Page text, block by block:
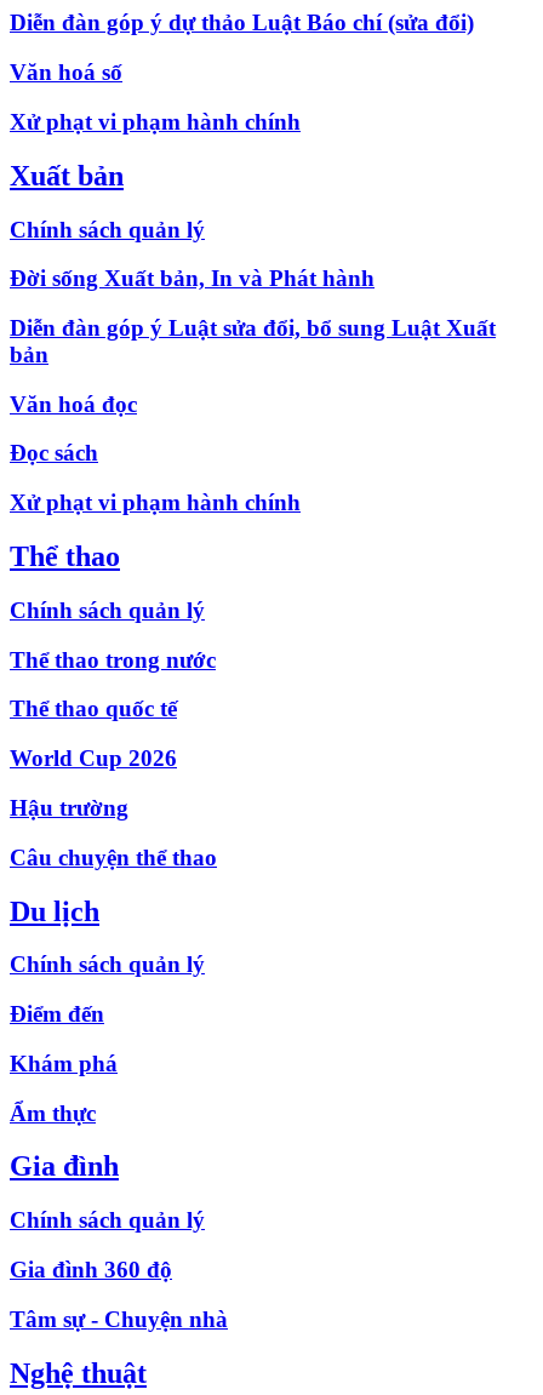
Diễn đàn góp ý dự thảo Luật Báo chí (sửa đổi)
Văn hoá số
Xử phạt vi phạm hành chính
Xuất bản
Chính sách quản lý
Đời sống Xuất bản, In và Phát hành
Diễn đàn góp ý Luật sửa đổi, bổ sung Luật Xuất
bản
Văn hoá đọc
Đọc sách
Xử phạt vi phạm hành chính
Thể thao
Chính sách quản lý
Thể thao trong nước
Thể thao quốc tế
World Cup 2026
Hậu trường
Câu chuyện thể thao
Du lịch
Chính sách quản lý
Điểm đến
Khám phá
Ẩm thực
Gia đình
Chính sách quản lý
Gia đình 360 độ
Tâm sự - Chuyện nhà
Nghệ thuật